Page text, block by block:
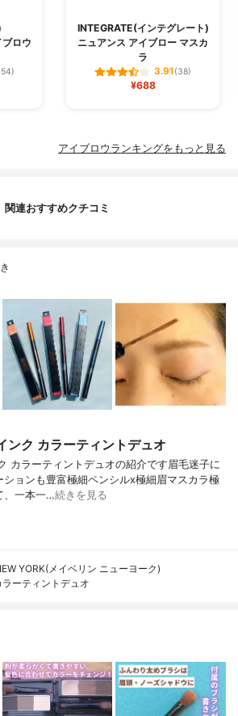
ロウ
INTEGRATE(インテグレート)
ニュアンス アイブロー マスカ
ラ
3.91(38)
¥688
アイブロウランキングをもっと見る
関連おすすめクチコミ
ンク カラーティントデュオ
カラーティントデュオの紹介です眉毛迷子に
ションも豊富極細ペンシルx極細眉マスカラ極
、一本一…続きを見る
YORK(メイベリン ニューヨーク)
ーティントデュオ